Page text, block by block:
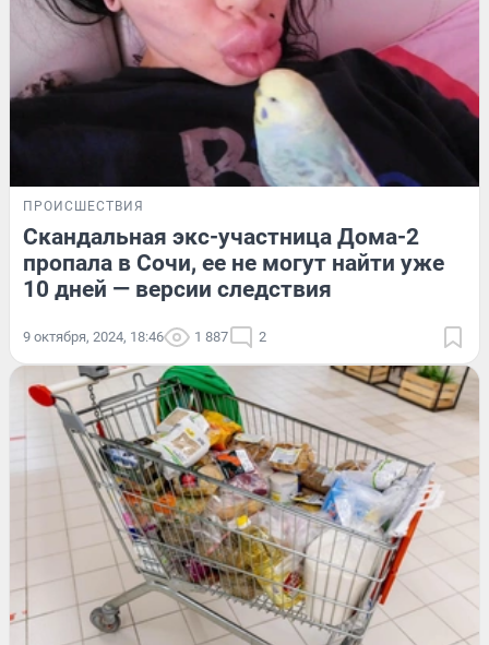
ПРОИСШЕСТВИЯ
Скандальная экс-участница Дома-2
пропала в Сочи, ее не могут найти уже
10 дней — версии следствия
9 октября, 2024, 18:46 1 887 2